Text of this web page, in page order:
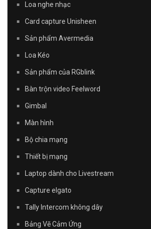
Loa nghe nhạc
Card capture Unisheen
Sản phẩm Avermedia
Loa Kéo
Sản phẩm của RGblink
Bàn trộn video Feelword
Gimbal
Màn hình
Bộ chia mạng
Thiết bị mạng
Laptop dành cho Livestream
Capture elgato
Tally Intercom không dây
Bảng Vẽ Cảm Ứng